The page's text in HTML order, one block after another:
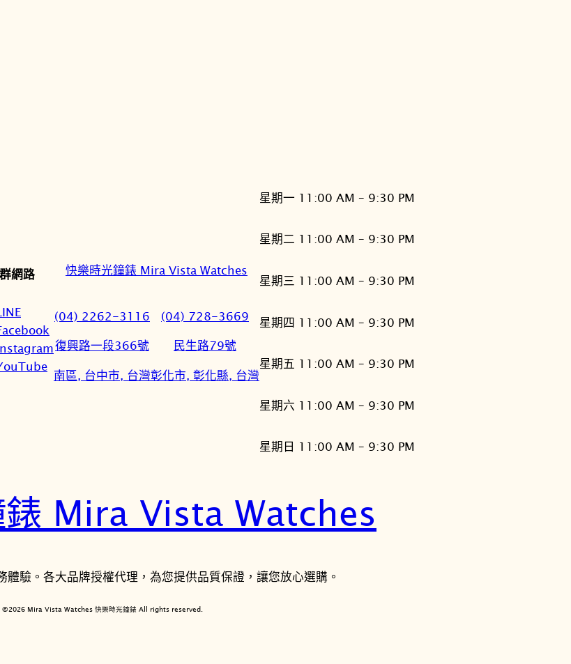
網路 快樂時光鐘錶 Mira Vista Watches
(04) 2262-3116
復興路一段366號
南區, 台中市, 台灣
(04) 728-3669
民生路79號
彰化市, 彰化縣, 台灣
星期一 11:00 AM – 9:30 PM
星期二 11:00 AM – 9:30 PM
星期三 11:00 AM – 9:30 PM
星期四 11:00 AM – 9:30 PM
星期五 11:00 AM – 9:30 PM
星期六 11:00 AM – 9:30 PM
星期日 11:00 AM – 9:30 PM
Mira Vista Watches
體驗。各大品牌授權代理，為您提供品質保證，讓您放心選購。
©2026 Mira Vista Watches 快樂時光鐘錶 All rights reserved.